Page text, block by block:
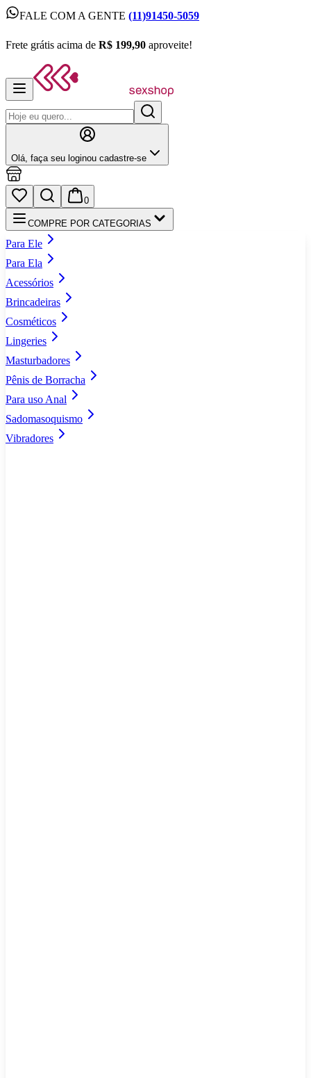
FALE COM A GENTE (11)91450-5059
Frete grátis acima de R$ 199,90 aproveite!
Olá, faça seu loginou cadastre‑se
0
COMPRE POR CATEGORIAS
Para Ele
Para Ela
Acessórios
Brincadeiras
Cosméticos
Lingeries
Masturbadores
Pênis de Borracha
Para uso Anal
Sadomasoquismo
Vibradores